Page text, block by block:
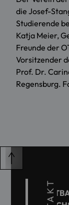
die Josef-
Studierende
Katja Meier,
Freunde der
Vorsitzender
Prof. Dr.
Regensburg.